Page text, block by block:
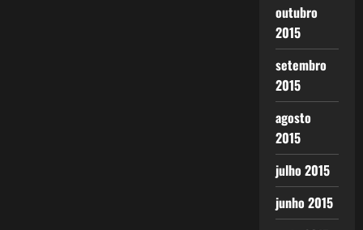
outubro
2015
setembro
2015
agosto
2015
julho 2015
junho 2015